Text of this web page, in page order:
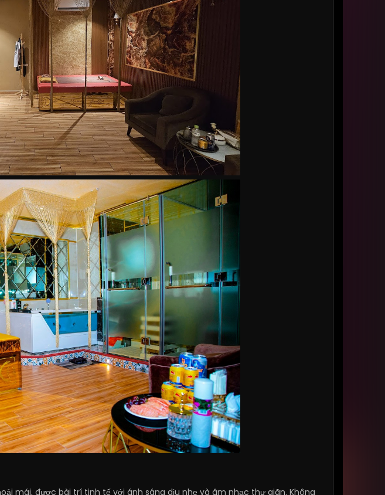
mái, được bài trí tinh tế với ánh sáng dịu nhẹ và âm nhạc thư giãn. Không